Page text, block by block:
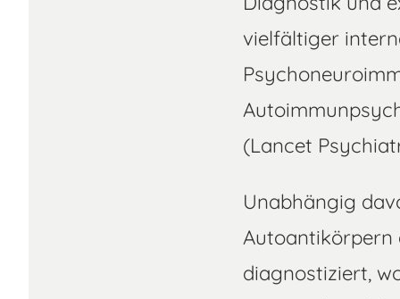
vielfältiger
(Lancet
Unabhängig
Autoantikörpern
diagnostiziert,